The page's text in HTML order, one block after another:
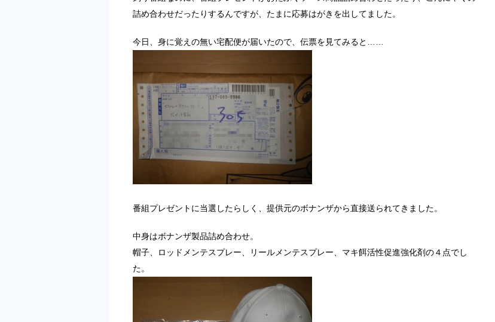
詰め合わせだったりするんですが、たまに応募はがきを出してました。
今日、身に覚えの無い宅配便が届いたので、伝票を見てみると……
番組プレゼントに当選したらしく、提供元のボナンザから直接送られてきました。
中身はボナンザ製品詰め合わせ。
帽子、ロッドメンテスプレー、リールメンテスプレー、マキ餌活性促進強化剤の４点でし
た。